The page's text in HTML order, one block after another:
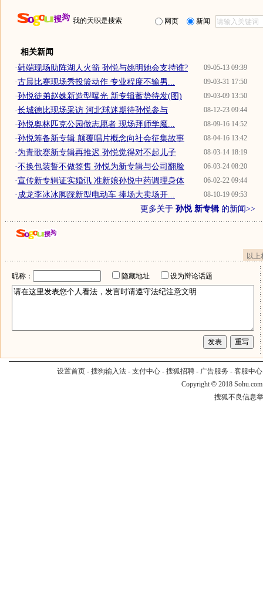
我的天职是搜索 网页 新闻
相关新闻
09-05-13 09:39
·韩端现场助阵湖人火箭 孙悦与姚明她会支持谁?
09-03-31 17:50
·古晨比赛现场秀投篮动作 专业程度不输男...
09-03-09 13:50
·孙悦徒弟赵姝新造型曝光 新专辑蓄势待发(图)
08-12-23 09:44
·长城德比现场采访 河北球迷期待孙悦参与
08-09-16 14:52
·孙悦奥林匹克公园做志愿者 现场拜师学魔...
08-04-16 13:42
·孙悦筹备新专辑 颠覆唱片概念向社会征集故事
08-03-14 18:19
·为青歌赛新专辑再推迟 孙悦觉得对不起儿子
06-03-24 08:20
·不换包装誓不做签售 孙悦为新专辑与公司翻脸
06-02-22 09:44
·宣传新专辑证实婚讯 准新娘孙悦中药调理身体
08-10-19 09:53
·成龙李冰冰脚踩新型电动车 捧场大卖场开...
更多关于 孙悦 新专辑的新闻>>
以
昵称： 隐藏地址 设为辩论话题
设置首页- 搜狗输入法- 支付中心- 搜狐招聘- 广告服务 - 客服中心
Copyright © 2018
搜狐不良信息